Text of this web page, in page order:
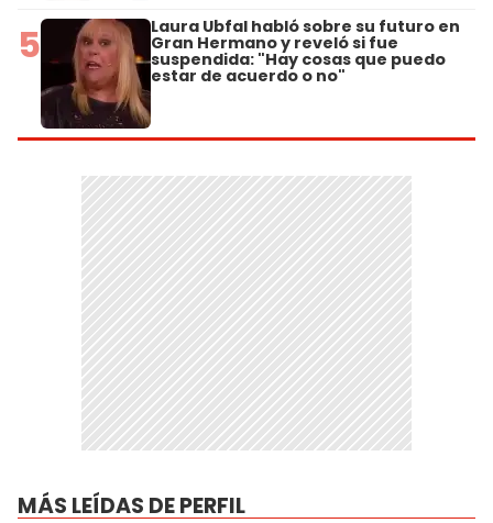
5 Laura Ubfal habló sobre su futuro en
Gran Hermano y reveló si fue
suspendida: "Hay cosas que puedo
estar de acuerdo o no"
MÁS LEÍDAS DE PERFIL